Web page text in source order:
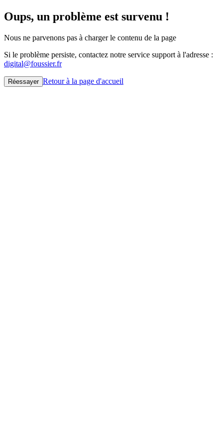
Oups, un problème est survenu !
Nous ne parvenons pas à charger le contenu de la page
Si le problème persiste, contactez notre service support à l'adresse :
digital@foussier.fr
Réessayer Retour à la page d'accueil